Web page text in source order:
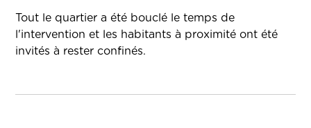
Tout le quartier a été bouclé le temps de
l'intervention et les habitants à proximité ont été
invités à rester confinés.